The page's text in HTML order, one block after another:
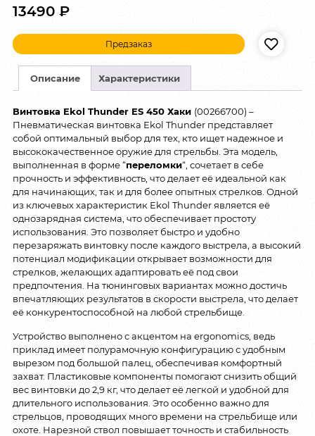
13490 ₽
Предзаказ
Описание Характеристики
Винтовка Ekol Thunder ES 450 Хаки (00266700) –
Пневматическая винтовка Ekol Thunder представляет
собой оптимальный выбор для тех, кто ищет надежное и
высококачественное оружие для стрельбы. Эта модель,
выполненная в форме “переломки“, сочетает в себе
прочность и эффективность, что делает её идеальной как
для начинающих, так и для более опытных стрелков. Одной
из ключевых характеристик Ekol Thunder является её
однозарядная система, что обеспечивает простоту
использования. Это позволяет быстро и удобно
перезаряжать винтовку после каждого выстрела, а высокий
потенциал модификации открывает возможности для
стрелков, желающих адаптировать её под свои
предпочтения. На тюнинговых вариантах можно достичь
впечатляющих результатов в скорости выстрела, что делает
её конкурентоспособной на любой стрельбище.
Устройство выполнено с акцентом на ergonomics, ведь
приклад имеет полурамочную конфигурацию с удобным
вырезом под большой палец, обеспечивая комфортный
захват. Пластиковые компоненты помогают снизить общий
вес винтовки до 2,9 кг, что делает её легкой и удобной для
длительного использования. Это особенно важно для
стрельцов, проводящих много времени на стрельбище или
охоте. Нарезной ствол повышает точность и стабильность